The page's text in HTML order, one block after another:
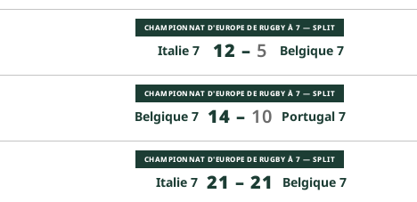
CHAMPIONNAT D'EUROPE DE RUGBY À 7 — SPLIT
Italie 7 12 – 5 Belgique 7
CHAMPIONNAT D'EUROPE DE RUGBY À 7 — SPLIT
Belgique 7 14 – 10 Portugal 7
CHAMPIONNAT D'EUROPE DE RUGBY À 7 — SPLIT
Italie 7 21 – 21 Belgique 7